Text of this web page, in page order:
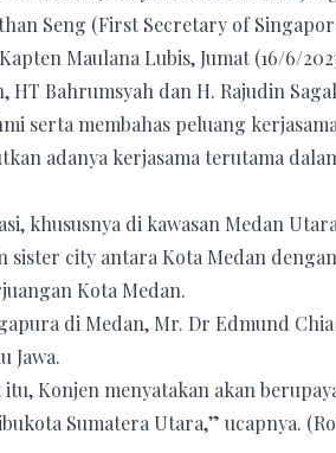
Seng (First Secretary of
Maulana Lubis, Jumat (16/6/
Bahrumsyah dan H. Rajudin
serta membahas peluang
adanya kerjasama terutama
khususnya di kawasan Medan
city antara Kota Medan
Kota Medan.
di Medan, Mr. Dr Edmund
Jawa.
Konjen menyatakan akan
Sumatera Utara,” ucapnya.